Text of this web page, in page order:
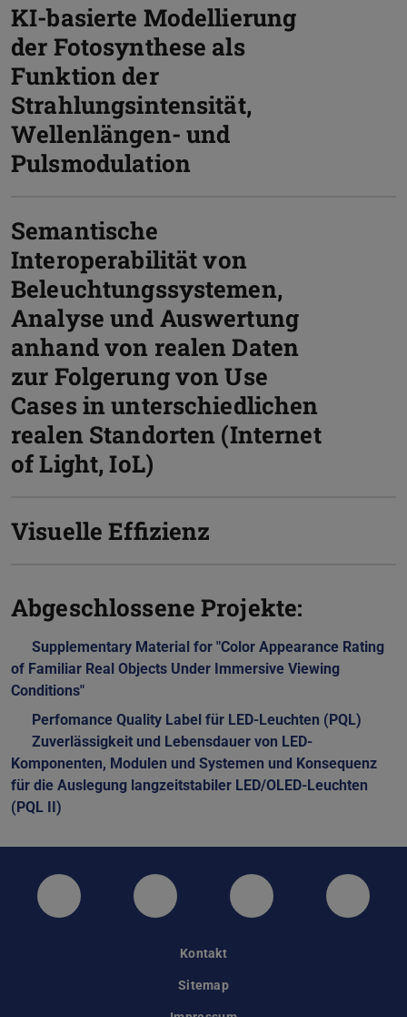
KI-basierte Modellierung
der Fotosynthese als
Funktion der
Strahlungsintensität,
Wellenlängen- und
Pulsmodulation
Semantische
Interoperabilität von
Beleuchtungssystemen,
Analyse und Auswertung
anhand von realen Daten
zur Folgerung von Use
Cases in unterschiedlichen
realen Standorten (Internet
of Light, IoL)
Visuelle Effizienz
Abgeschlossene Projekte:
Supplementary Material for "Color Appearance Rating
of Familiar Real Objects Under Immersive Viewing
Conditions"
Perfomance Quality Label für LED-Leuchten (PQL)
Zuverlässigkeit und Lebensdauer von LED-
Komponenten, Modulen und Systemen und Konsequenz
für die Auslegung langzeitstabiler LED/OLED-Leuchten
(PQL II)
Twitter Instagram LinkedIn GitHub
Kontakt
Sitemap